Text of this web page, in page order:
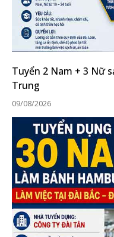
Tuyển 2 Nam + 3 Nữ
Trung
09/08/2026